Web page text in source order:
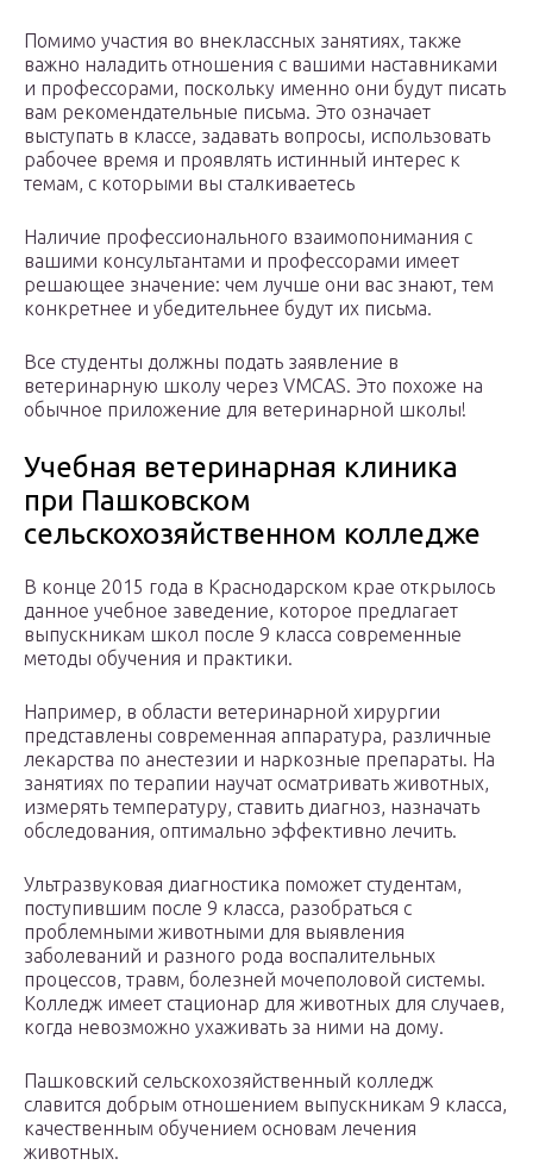
Помимо участия во внеклассных занятиях, также
важно наладить отношения с вашими наставниками
и профессорами, поскольку именно они будут писать
вам рекомендательные письма. Это означает
выступать в классе, задавать вопросы, использовать
рабочее время и проявлять истинный интерес к
темам, с которыми вы сталкиваетесь
Наличие профессионального взаимопонимания с
вашими консультантами и профессорами имеет
решающее значение: чем лучше они вас знают, тем
конкретнее и убедительнее будут их письма.
Все студенты должны подать заявление в
ветеринарную школу через VMCAS. Это похоже на
обычное приложение для ветеринарной школы!
Учебная ветеринарная клиника
при Пашковском
сельскохозяйственном колледже
В конце 2015 года в Краснодарском крае открылось
данное учебное заведение, которое предлагает
выпускникам школ после 9 класса современные
методы обучения и практики.
Например, в области ветеринарной хирургии
представлены современная аппаратура, различные
лекарства по анестезии и наркозные препараты. На
занятиях по терапии научат осматривать животных,
измерять температуру, ставить диагноз, назначать
обследования, оптимально эффективно лечить.
Ультразвуковая диагностика поможет студентам,
поступившим после 9 класса, разобраться с
проблемными животными для выявления
заболеваний и разного рода воспалительных
процессов, травм, болезней мочеполовой системы.
Колледж имеет стационар для животных для случаев,
когда невозможно ухаживать за ними на дому.
Пашковский сельскохозяйственный колледж
славится добрым отношением выпускникам 9 класса,
качественным обучением основам лечения
животных.